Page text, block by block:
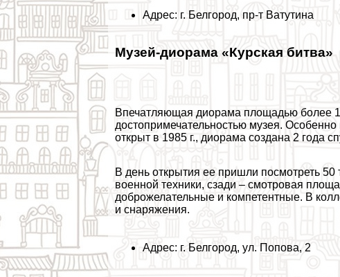
Адрес: г. Белгород, пр-т Ватутина
Музей-диорама «Курская битва»
Впечатляющая диорама площадью более
достопримечательностью музея.
открыт в 1985 г., диорама создана 2 года
В день открытия ее пришли посмотреть
военной техники, сзади – смотровая
доброжелательные и компетентные. В
и снаряжения.
Адрес: г. Белгород, ул. Попова, 2